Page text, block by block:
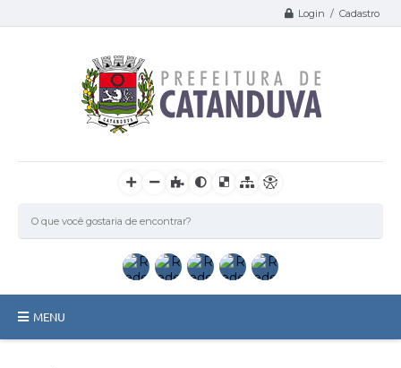
Login / Cadastro
MENU